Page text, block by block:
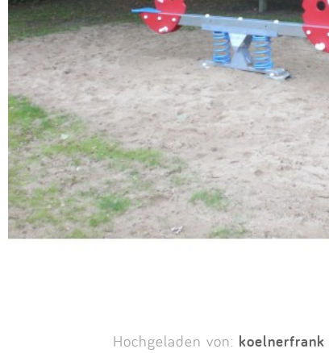
Hochgeladen von: koelnerfrank